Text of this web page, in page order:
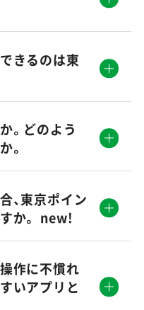
きるのは東
。どのよう
。
、東京ポイン
か。 new!
作に不慣れ
いアプリと